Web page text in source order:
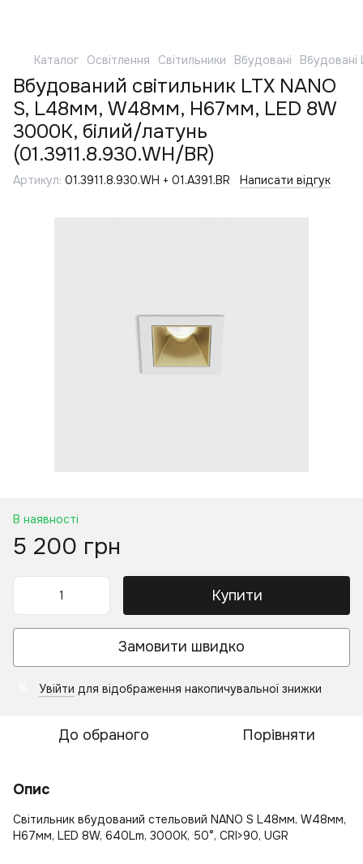
Каталог Освітлення Світильники Вбудовані Вбудовані
Вбудований світильник LTX NANO
S, L48мм, W48мм, H67мм, LED 8W
3000K, білий/латунь
(01.3911.8.930.WH/BR)
Артикул: 01.3911.8.930.WH + 01.A391.BR Написати відгук
В наявності
5 200 грн
Купити
Замовити швидко
Увійти для відображення накопичувальної знижки
До обраного Порівняти
Опис
Світильник вбудований стельовий NANO S L48мм, W48мм,
H67мм, LED 8W, 640Lm, 3000K, 50°, CRI>90, UGR